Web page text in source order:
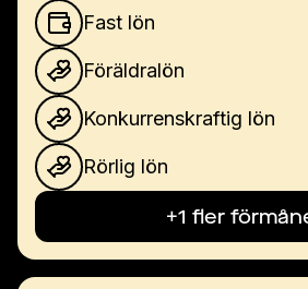
Fast lön
Föräldralön
Konkurrenskraftig lön
Rörlig lön
+1 fler